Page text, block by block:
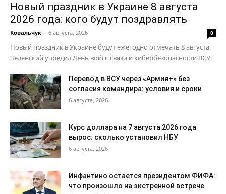
Новый праздник в Украине 8 августа
2026 года: кого будут поздравлять
Ковальчук - 6 августа, 2026 0
Новый праздник в Украине будут ежегодно отмечать 8 августа.
Зеленский учредил День войск связи и кибербезопасности ВСУ.
Перевод в ВСУ через «Армия+» без
согласия командира: условия и сроки
6 августа, 2026
Курс доллара на 7 августа 2026 года
вырос: сколько установил НБУ
6 августа, 2026
Инфантино остается президентом ФИФА:
что произошло на экстренной встрече